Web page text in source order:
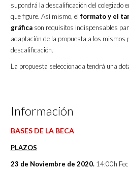
supondrá la descalificación del colegiado
que figure. Así mismo, el formato y el
gráfica son requisitos indispensables
adaptación de la propuesta a los mismos
descalificación.
La propuesta seleccionada tendrá una
Información
BASES DE LA BECA
PLAZOS
23 de Noviembre de 2020.14:00h